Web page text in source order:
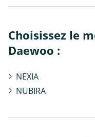
Choisissez le
Daewoo :
NEXIA
NUBIRA